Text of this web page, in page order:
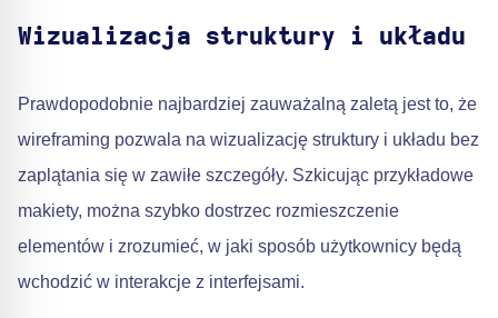
Wizualizacja struktury i układu
Prawdopodobnie najbardziej zauważalną zaletą jest to, że
wireframing pozwala na wizualizację struktury i układu bez
zaplątania się w zawiłe szczegóły. Szkicując przykładowe
makiety, można szybko dostrzec rozmieszczenie
elementów i zrozumieć, w jaki sposób użytkownicy będą
wchodzić w interakcje z interfejsami.